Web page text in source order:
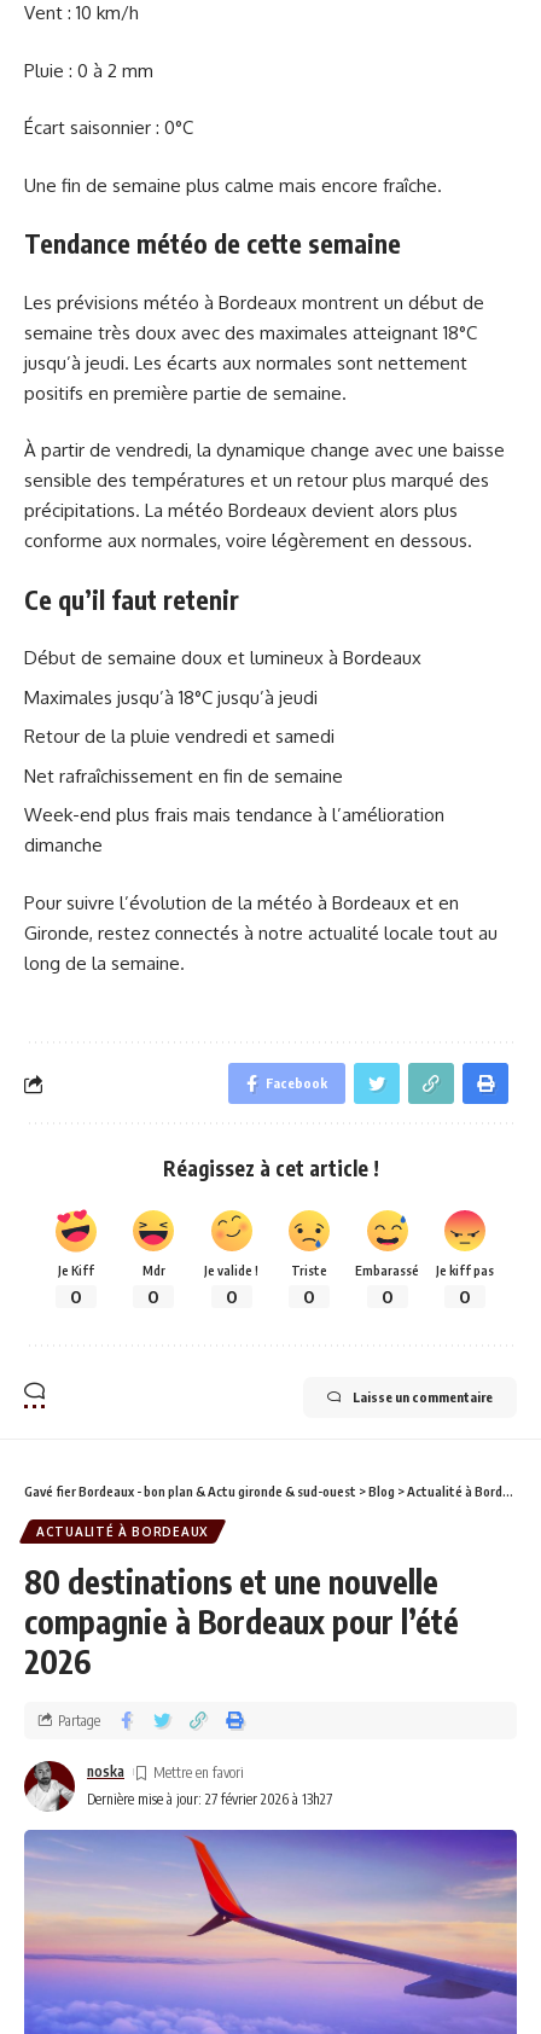
Vent : 10 km/h
Pluie : 0 à 2 mm
Écart saisonnier : 0°C
Une fin de semaine plus calme mais encore fraîche.
Tendance météo de cette semaine
Les prévisions météo à Bordeaux montrent un début de
semaine très doux avec des maximales atteignant 18°C
jusqu’à jeudi. Les écarts aux normales sont nettement
positifs en première partie de semaine.
À partir de vendredi, la dynamique change avec une baisse
sensible des températures et un retour plus marqué des
précipitations. La météo Bordeaux devient alors plus
conforme aux normales, voire légèrement en dessous.
Ce qu’il faut retenir
Début de semaine doux et lumineux à Bordeaux
Maximales jusqu’à 18°C jusqu’à jeudi
Retour de la pluie vendredi et samedi
Net rafraîchissement en fin de semaine
Week-end plus frais mais tendance à l’amélioration
dimanche
Pour suivre l’évolution de la météo à Bordeaux et en
Gironde, restez connectés à notre actualité locale tout au
long de la semaine.
Facebook
Réagissez à cet article !
Je Kiff
0
Mdr
0
Je valide !
0
Triste
0
Embarassé
0
Je kiff pas
0
Laisse un commentaire
Gavé fier Bordeaux - bon plan & Actu gironde & sud-ouest >Blog >Actualité à Bordeaux
ACTUALITÉ À BORDEAUX
80 destinations et une nouvelle
compagnie à Bordeaux pour l’été
2026
Dernière mise à jour: 27 février 2026 à 13h27
noska
Partage